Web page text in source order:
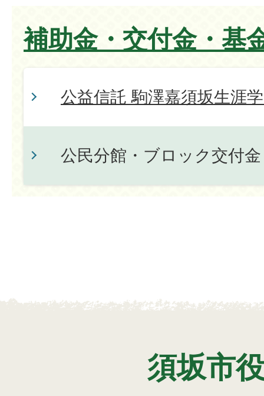
補助金・交付金・基
公益信託 駒澤嘉須坂生涯
公民分館・ブロック交付金
須坂市